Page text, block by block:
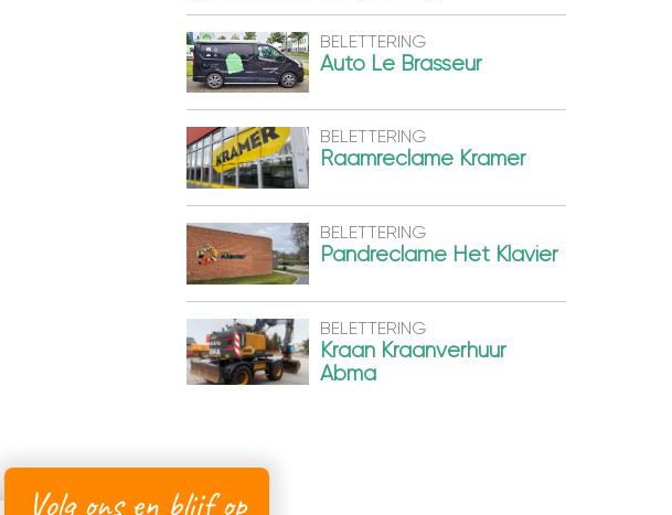
BELETTERING
Auto Le Brasseur
BELETTERING
Raamreclame Kramer
BELETTERING
Pandreclame Het Klavier
BELETTERING
Kraan Kraanverhuur
Abma
Volg ons en blijf op